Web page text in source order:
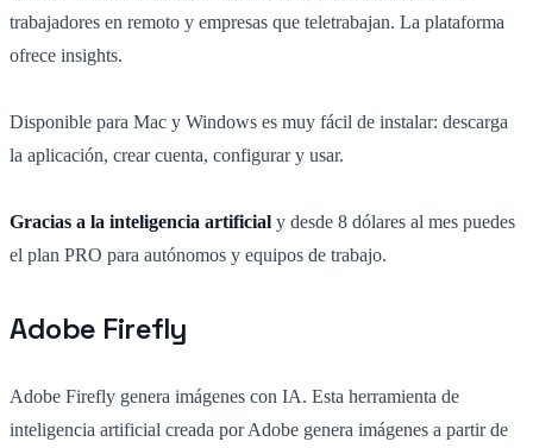
trabajadores en remoto y empresas que teletrabajan. La plataforma
ofrece insights.
Disponible para Mac y Windows es muy fácil de instalar: descarga
la aplicación, crear cuenta, configurar y usar.
Gracias a la inteligencia artificial y desde 8 dólares al mes puedes
el plan PRO para autónomos y equipos de trabajo.
Adobe Firefly
Adobe Firefly genera imágenes con IA. Esta herramienta de
inteligencia artificial creada por Adobe genera imágenes a partir de